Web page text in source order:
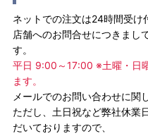
ネットでの注文は24時間受け
店舗へのお問合せにつきまし
す。
平日 9:00～17:00 ※土曜・日
ます。
メールでのお問い合わせに関
ただし、土日祝など弊社休業
だいておりますので、